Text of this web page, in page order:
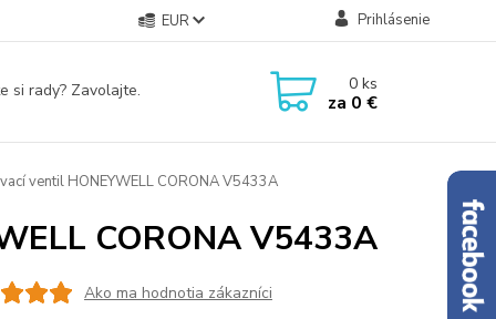
EUR Prihlásenie
si rady? Zavolajte. 0ks
za 0 €
ventil HONEYWELL CORONA V5433A
CORONA V5433A
Ako ma hodnotia zákazníci